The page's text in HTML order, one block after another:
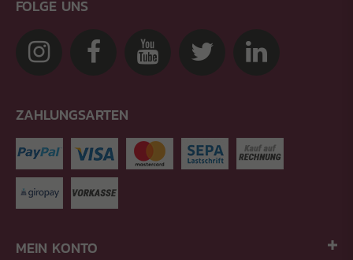
FOLGE UNS
ZAHLUNGSARTEN
MEIN KONTO